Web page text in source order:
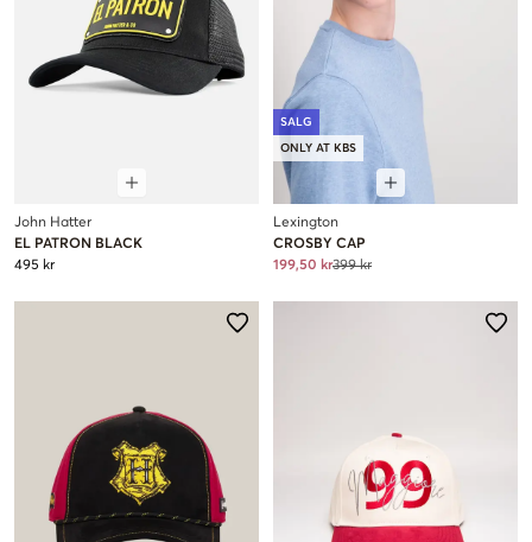
John Hatter
EL PATRON BLACK
495 kr
SALG
ONLY AT KBS
Lexington
CROSBY CAP
199,50 kr399 kr